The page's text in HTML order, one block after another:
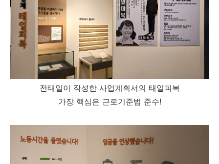
전태일이 작성한 사업계획서의 태일피복
가장 핵심은 근로기준법 준수!